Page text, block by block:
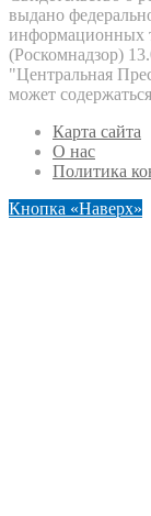
выдано
информационных
(Роскомнадзор)
"Центральная
может
Карта сайта
О нас
Политика
Кнопка «Наверх»